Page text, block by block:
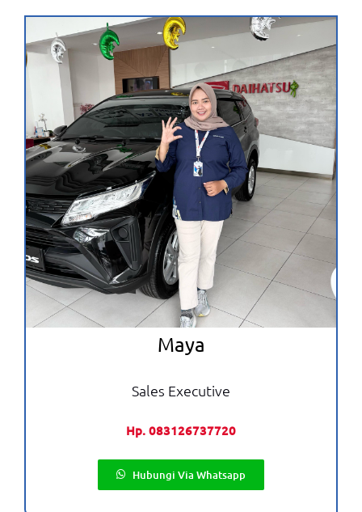
Maya
Sales Executive
Hp. 083126737720
Hubungi Via Whatsapp